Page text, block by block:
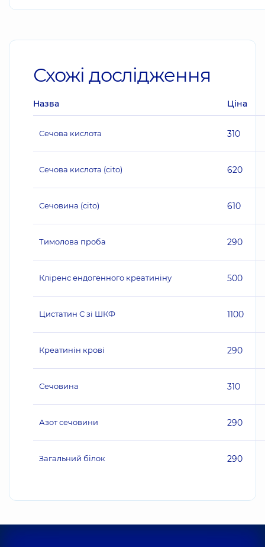
Схожі дослідження
Назва Ціна
Сечова кислота 310
Сечова кислота (cito) 620
Сечовина (cito) 610
Тимолова проба 290
Кліренс ендогенного креатиніну 500
Цистатин С зі ШКФ 1100
Креатинін крові 290
Сечовина 310
Азот сечовини 290
Загальний білок 290